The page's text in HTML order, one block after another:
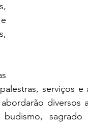
serviços e
diversos
sagrado